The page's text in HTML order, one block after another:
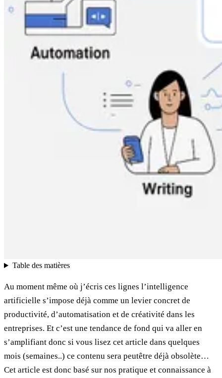
Table des matières
Au moment même où j’écris ces lignes l’intelligence
artificielle s’impose déjà comme un levier concret de
productivité, d’automatisation et de créativité dans les
entreprises. Et c’est une tendance de fond qui va aller en
s’amplifiant donc si vous lisez cet article dans quelques
mois (semaines..) ce contenu sera peutêtre déjà obsolète…
Cet article est donc basé sur nos pratique et connaissance à